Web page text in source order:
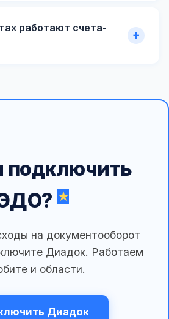
работают счета-
подключить
на документооборот
Диадок. Работаем
и области.
Диадок